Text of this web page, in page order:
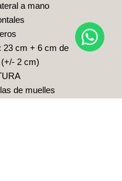
a mano
23 cm + 6 cm de
2 cm)
de muelles